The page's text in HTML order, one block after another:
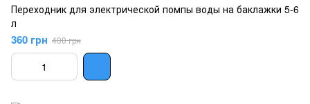
Переходник для электрической помпы воды на баклажки 5-6
л
360 грн 400 грн